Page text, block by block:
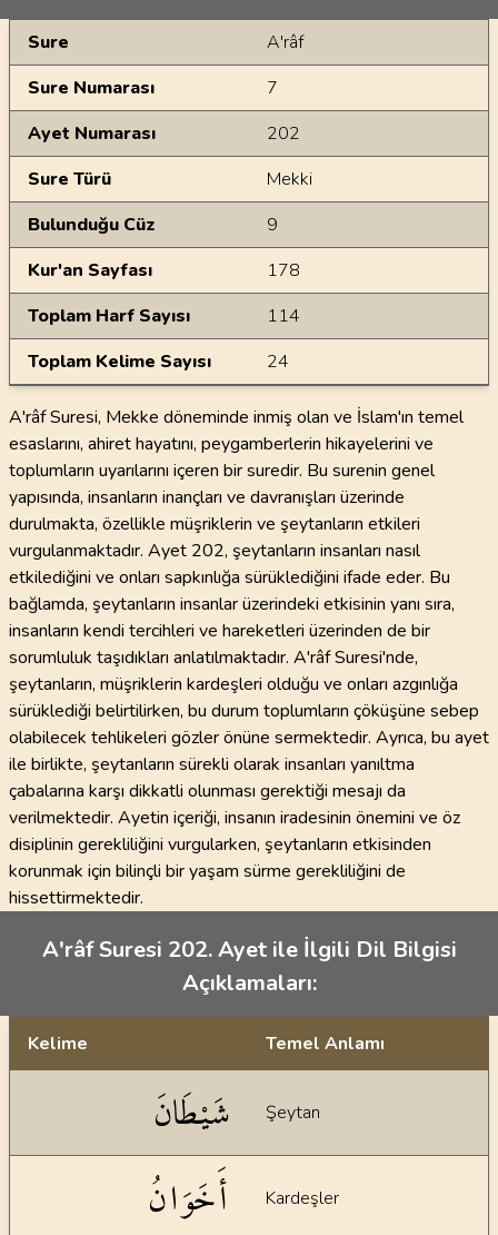
Genel Bilgiler
Sure
A'râf
Sure Numarası
7
Ayet Numarası
202
Sure Türü
Mekki
Bulunduğu Cüz
9
Kur'an Sayfası
178
Toplam Harf Sayısı
114
Toplam Kelime Sayısı
24
A'râf Suresi, Mekke döneminde inmiş olan ve İslam'ın temel
esaslarını, ahiret hayatını, peygamberlerin hikayelerini ve
toplumların uyarılarını içeren bir suredir. Bu surenin genel
yapısında, insanların inançları ve davranışları üzerinde
durulmakta, özellikle müşriklerin ve şeytanların etkileri
vurgulanmaktadır. Ayet 202, şeytanların insanları nasıl
etkilediğini ve onları sapkınlığa sürüklediğini ifade eder. Bu
bağlamda, şeytanların insanlar üzerindeki etkisinin yanı sıra,
insanların kendi tercihleri ve hareketleri üzerinden de bir
sorumluluk taşıdıkları anlatılmaktadır. A'râf Suresi'nde,
şeytanların, müşriklerin kardeşleri olduğu ve onları azgınlığa
sürüklediği belirtilirken, bu durum toplumların çöküşüne sebep
olabilecek tehlikeleri gözler önüne sermektedir. Ayrıca, bu ayet
ile birlikte, şeytanların sürekli olarak insanları yanıltma
çabalarına karşı dikkatli olunması gerektiği mesajı da
verilmektedir. Ayetin içeriği, insanın iradesinin önemini ve öz
disiplinin gerekliliğini vurgularken, şeytanların etkisinden
korunmak için bilinçli bir yaşam sürme gerekliliğini de
hissettirmektedir.
A'râf Suresi 202. Ayet ile İlgili Dil Bilgisi
Açıklamaları:
Kelime Temel Anlamı
شَيْطَانَ Şeytan
أَخَوَانُ Kardeşler